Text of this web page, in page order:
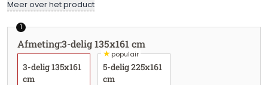
Meer over het product
1
Afmeting:3-delig 135x161 cm
3-delig 135x161
cm
★populair
5-delig 225x161
cm